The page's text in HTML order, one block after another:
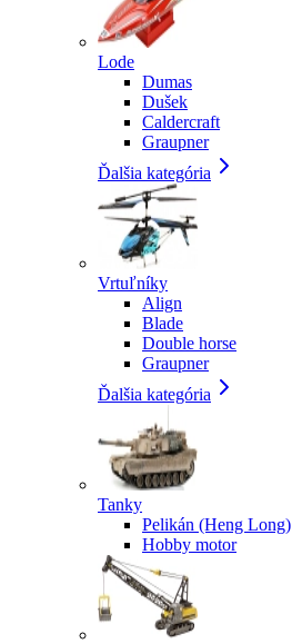
Lode
Dumas
Dušek
Caldercraft
Graupner
Ďalšia kategória
Vrtuľníky
Align
Blade
Double horse
Graupner
Ďalšia kategória
Tanky
Pelikán (Heng Long)
Hobby motor